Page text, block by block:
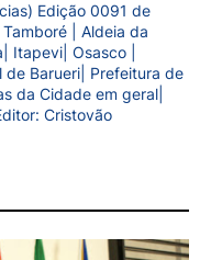
Edição 0091 de
| Aldeia da
Itapevi| Osasco |
de Barueri| Prefeitura de
da Cidade em geral|
Cristovão